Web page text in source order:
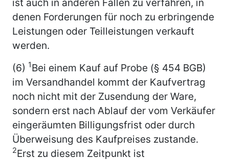
denen Forderungen für noch zu erbringende
Leistungen oder Teilleistungen verkauft
werden.
(6) 1Bei einem Kauf auf Probe (§ 454 BGB)
im Versandhandel kommt der Kaufvertrag
noch nicht mit der Zusendung der Ware,
sondern erst nach Ablauf der vom Verkäufer
eingeräumten Billigungsfrist oder durch
Überweisung des Kaufpreises zustande.
2Erst zu diesem Zeitpunkt ist